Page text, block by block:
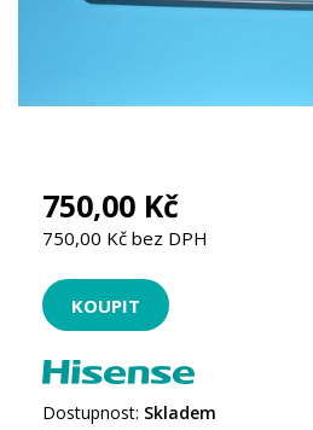
750,00 Kč
750,00 Kč bez DPH
Dostupnost: Skladem